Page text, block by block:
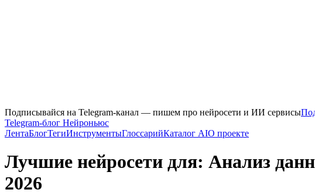
Подписывайся на Telegram-канал — пишем про нейросети и ИИ сервисы
Telegram-блог Нейроньюс
ЛентаБлогТегиИнструментыГлоссарийКаталог AIО проекте
Лучшие нейросети для: Анализ
2026